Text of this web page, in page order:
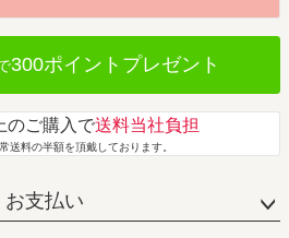
へ
300ポイントプレゼント
のご購入で送料当社負担
送料の半額を頂戴しております。
お支払い